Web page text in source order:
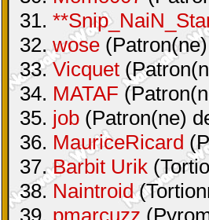
31.
32.wose
33.Vicquet
34. MATAF
35. job (Patron(ne)
36. MauriceRicard
37.Barbit Urik
38. Naintroid
39. pmarcuzz